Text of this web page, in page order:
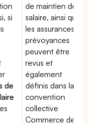
si
de
de maintien de
salaire, ainsi que
les assurances
prévoyances
peuvent être
revus et
également
définis dans la
convention
collective
Commerce de